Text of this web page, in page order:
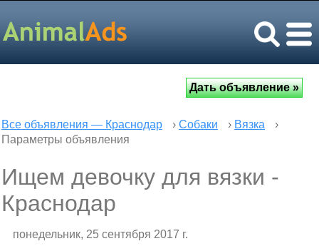
Все объявления — Краснодар › Собаки › Вязка
›
Параметры объявления
Ищем девочку для вязки -
Краснодар
понедельник, 25 сентября 2017 г.